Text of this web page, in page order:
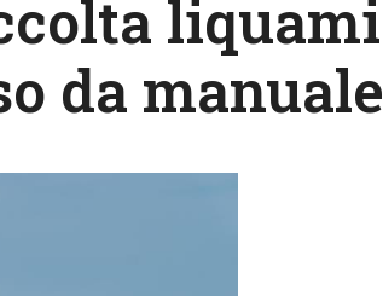
liquami
da manuale